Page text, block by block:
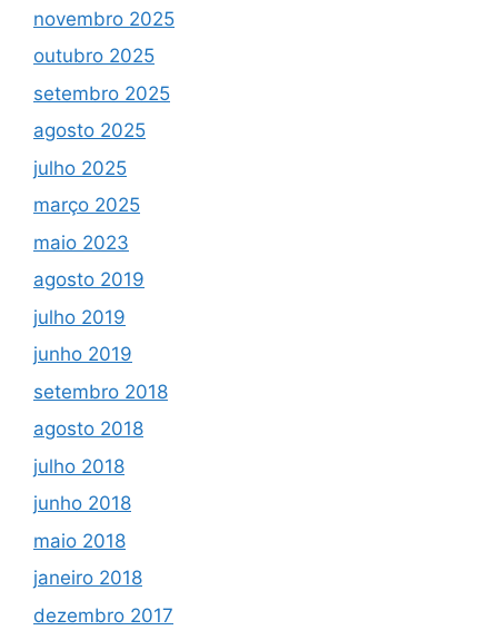
novembro 2025
outubro 2025
setembro 2025
agosto 2025
julho 2025
março 2025
maio 2023
agosto 2019
julho 2019
junho 2019
setembro 2018
agosto 2018
julho 2018
junho 2018
maio 2018
janeiro 2018
dezembro 2017